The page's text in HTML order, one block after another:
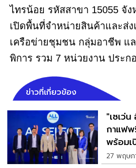
ไทรน้อย รหัสสาขา 15055 จั
เปิดพื้นที่จำหน่ายสินค้าและส่ง
เครือข่ายชุมชน กลุ่มอาชีพ แ
พิการ รวม 7 หน่วยงาน ประก
ข่าวที่เกี่ยวข้อง
"เซเว่
กาแฟ
พร้อมเ
คนแรก
27 พฤษ